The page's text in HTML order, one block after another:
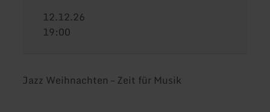
12.12.26
19:00
Jazz Weihnachten – Zeit für Musik